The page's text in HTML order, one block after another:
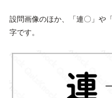
設問画像のほか、「連〇」や
字です。